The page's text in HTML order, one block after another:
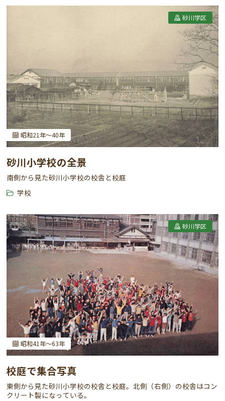
砂川学区
昭和21年～40年
砂川小学校の全景
南側から見た砂川小学校の校舎と校庭
学校
砂川学区
昭和41年～63年
校庭で集合写真
東側から見た砂川小学校の校舎と校庭。北側（右側）の校舎はコン
クリート製になっている。